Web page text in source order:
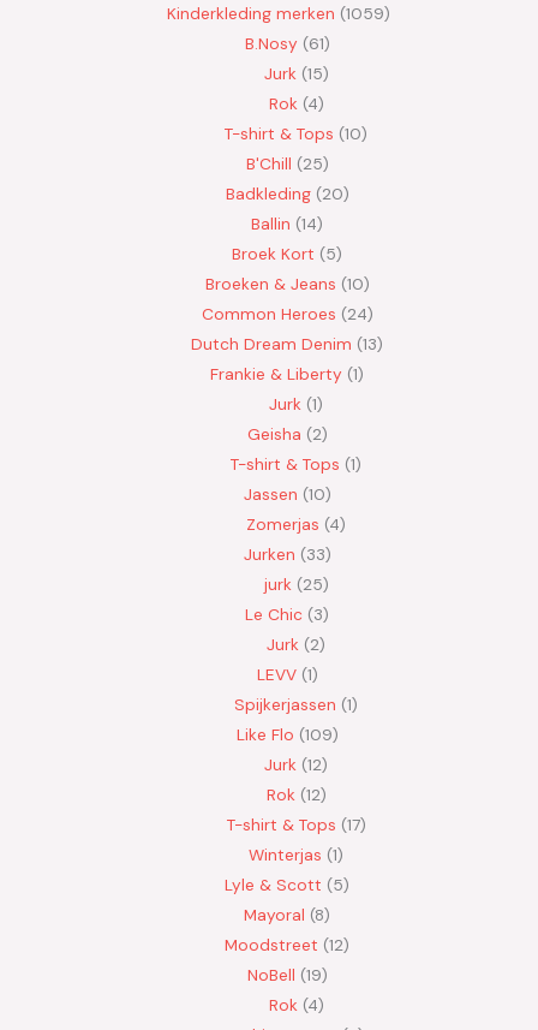
Kinderkleding merken 1059
B.Nosy 61
Jurk 15
Rok 4
T-shirt & Tops 10
B'Chill 25
Badkleding 20
Ballin 14
Broek Kort 5
Broeken & Jeans 10
Common Heroes 24
Dutch Dream Denim 13
Frankie & Liberty 1
Jurk 1
Geisha 2
T-shirt & Tops 1
Jassen 10
Zomerjas 4
Jurken 33
jurk 25
Le Chic 3
Jurk 2
LEVV 1
Spijkerjassen 1
Like Flo 109
Jurk 12
Rok 12
T-shirt & Tops 17
Winterjas 1
Lyle & Scott 5
Mayoral 8
Moodstreet 12
NoBell 19
Rok 4